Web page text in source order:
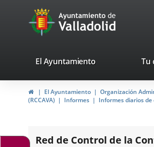
Portal
Web
Ayuntamiento
de
Valladolid
valladolid.es
El Ayuntamiento Tu
InicioEl Ayuntamiento Organización
(RCCAVA)
Informes Informes diarios de
Red de Control de la